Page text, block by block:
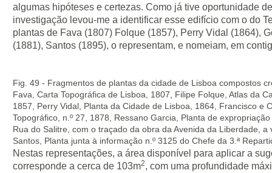
algumas hipóteses e certezas. Como já tive oportunidade
investigação levou-me a identificar esse edifício com o do
plantas de Fava (1807) Folque (1857), Perry Vidal (1864),
(1881), Santos (1895), o representam, e nomeiam, em
Fig. 49 - Fragmentos de plantas da cidade de Lisboa compostos
Fava, Carta Topográfica de Lisboa, 1807, Filipe Folque, Atlas da
1857, Perry Vidal, Planta da Cidade de Lisboa, 1864, Francisco e
Topográfico, n.º 27, 1878, Ressano Garcia, Planta de
Rua do Salitre, com o traçado da obra da Avenida da Liberdade,
Santos, Planta junta à informação n.º 3125 do Chefe da 3.ª
Nestas representações, a área disponível para aplicar a
corresponde a cerca de 103m2, com uma profundidade